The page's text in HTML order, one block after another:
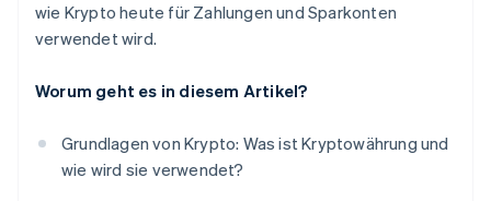
wie Krypto heute für Zahlungen und Sparkonten
verwendet wird.
Worum geht es in diesem Artikel?
Grundlagen von Krypto: Was ist Kryptowährung und
wie wird sie verwendet?